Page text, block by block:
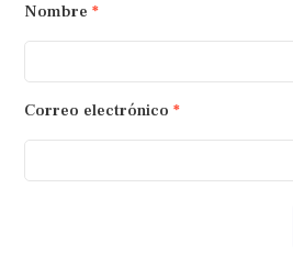
Nombre *
Correo electrónico *